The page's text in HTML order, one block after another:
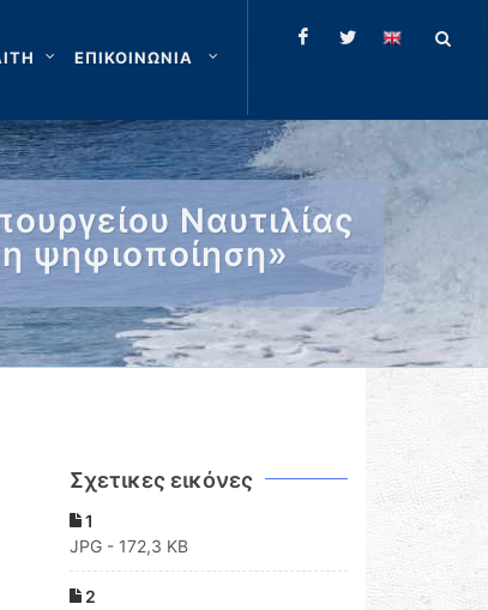
ΕΠΙΚΟΙΝΩΝΙΑ
Ναυτιλίας
η ψηφιοποίηση»
Σχετικες εικόνες
1
JPG - 172,3 KB
2